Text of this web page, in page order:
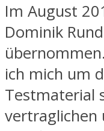
Im August
Dominik
ich mich um
Testmaterial
vertraglichen